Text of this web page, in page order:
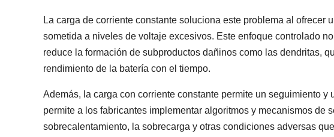
La carga de corriente constante soluciona este problema al
sometida a niveles de voltaje excesivos. Este enfoque controlado
reduce la formación de subproductos dañinos como las dendritas,
rendimiento de la batería con el tiempo.
Además, la carga con corriente constante permite un seguimiento
permite a los fabricantes implementar algoritmos y mecanismos de
sobrecalentamiento, la sobrecarga y otras condiciones adversas